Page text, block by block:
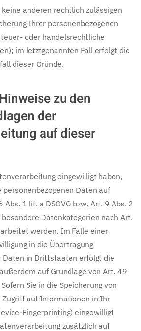
anderen rechtlich zulässigen
Ihrer personenbezogenen
oder handelsrechtliche
im letztgenannten Fall erfolgt die
dieser Gründe.
zu den
der
auf dieser
eingewilligt haben,
Daten auf
Abs. 1 lit. a DSGVO bzw. Art. 9 Abs. 2
besondere Datenkategorien nach Art.
werden. Im Falle einer
in die Übertragung
Daten in Drittstaaten erfolgt die
auf Grundlage von Art. 49
Sie in die Speicherung von
Zugriff auf Informationen in Ihr
Fingerprinting) eingewilligt
zusätzlich auf